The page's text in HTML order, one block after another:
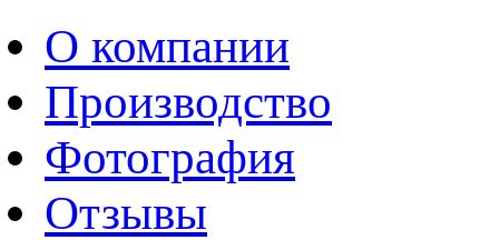
О компании
Производство
Фотография
Отзывы